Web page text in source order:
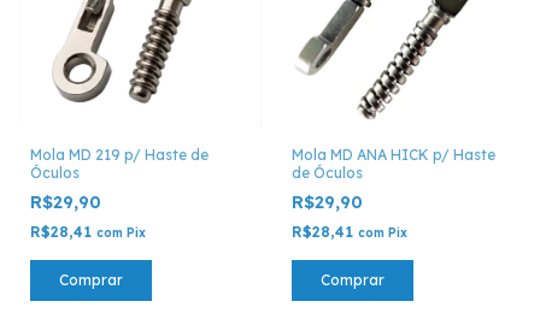
Mola MD 219 p/ Haste de
Óculos
R$29,90
R$28,41 com Pix
Comprar
Mola MD ANA HICK p/ Haste
de Óculos
R$29,90
R$28,41 com Pix
Comprar